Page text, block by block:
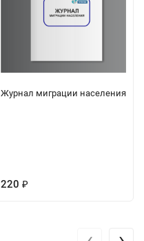
Журнал миграции населения
220 ₽